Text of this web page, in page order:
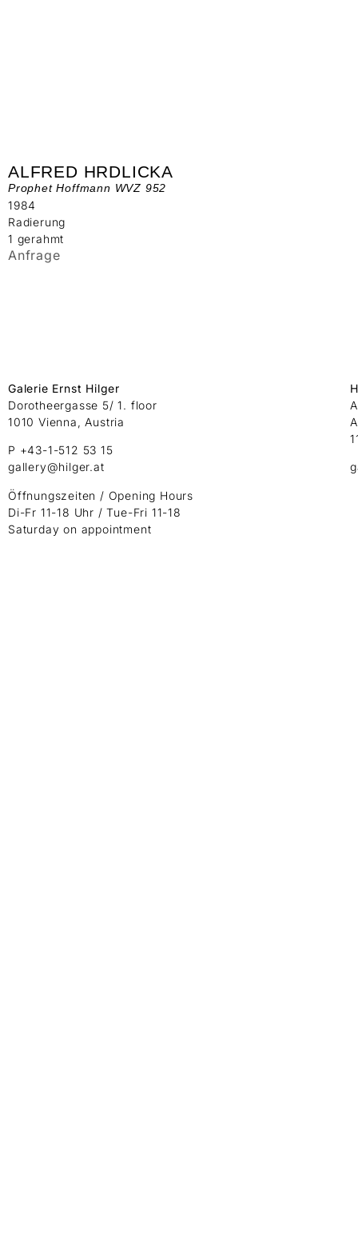
ALFRED HRDLICKA
Prophet Hoffmann WVZ 952
1984
Radierung
1 gerahmt
Anfrage
Galerie Ernst Hilger
Dorotheergasse 5/ 1. floor
1010 Vienna, Austria
P +43-1-512 53 15
gallery@hilger.at
Öffnungszeiten / Opening Hours
Di-Fr 11-18 Uhr / Tue-Fri 11-18
Saturday on appointment